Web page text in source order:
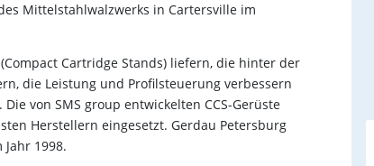
Mittelstahlwalzwerks in Cartersville im
Cartridge Stands) liefern, die hinter der
die Leistung und Profilsteuerung verbessern
von SMS group entwickelten CCS-Gerüste
Herstellern eingesetzt. Gerdau Petersburg
1998.